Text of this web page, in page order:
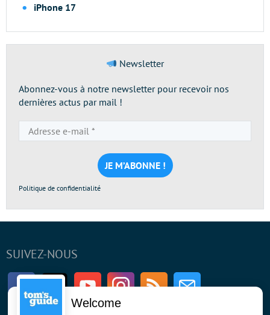
iPhone 17
Newsletter
Abonnez-vous à notre newsletter pour recevoir nos
dernières actus par mail !
e-
mail
*
Politique de confidentialité
SUIVEZ-NOUS
FacebookTwitter Youtube InstagramRSS Newsletter
Welcome